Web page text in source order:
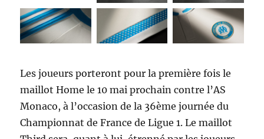
Les joueurs porteront pour la première fois le
maillot Home le 10 mai prochain contre l’AS
Monaco, à l’occasion de la 36ème journée du
Championnat de France de Ligue 1. Le maillot